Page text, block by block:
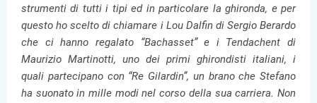
strumenti di tutti i tipi ed in particolare la ghironda, e per
questo ho scelto di chiamare i Lou Dalfin di Sergio Berardo
che ci hanno regalato “Bachasset” e i Tendachent di
Maurizio Martinotti, uno dei primi ghirondisti italiani, i
quali partecipano con “Re Gilardin”, un brano che Stefano
ha suonato in mille modi nel corso della sua carriera. Non